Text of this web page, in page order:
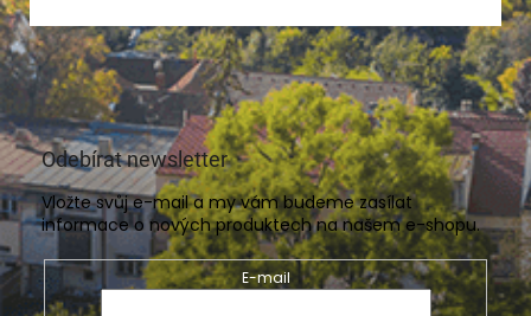
Odebírat newsletter
Vložte svůj e-mail a my vám budeme zasílat
informace o nových produktech na našem e-shopu.
E-mail